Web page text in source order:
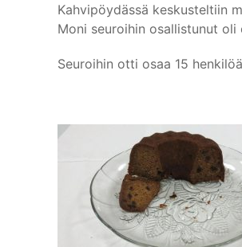
Kahvipöydässä keskusteltiin
Moni seuroihin osallistunut
Seuroihin otti osaa 15